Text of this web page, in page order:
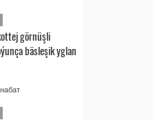
görnüşli
bäsleşik yglan